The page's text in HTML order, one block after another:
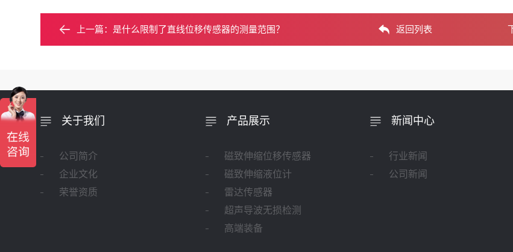
上一篇：是什么限制了直线位移传感器的测量范围？ 返回列表
关于我们
公司简介
企业文化
荣誉资质
产品展示
磁致伸缩位移传感器
磁致伸缩液位计
雷达传感器
超声导波无损检测
高端装备
新闻中心
行业新闻
公司新闻